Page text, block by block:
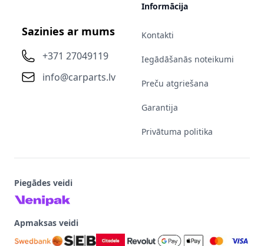
Sazinies ar mums
+371 27049119
info@carparts.lv
Informācija
Kontakti
Iegādāšanās noteikumi
Preču atgriešana
Garantija
Privātuma politika
Piegādes veidi
Apmaksas veidi